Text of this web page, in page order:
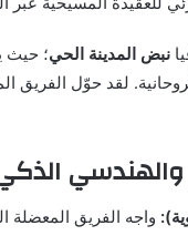
نبض المدينة الحي؛ حيث
لقد حوّل الفريق
واجه الفريق المعضلة